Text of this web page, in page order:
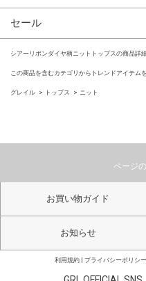
セール
シアーリボンダイヤ柄ニットトップスの商品詳
この商品を含むカテゴリからトレンドアイテム
グレイル トップス ニット
ページ
お買い物ガイド
お知らせ
利用規約 プライバシーポリシー